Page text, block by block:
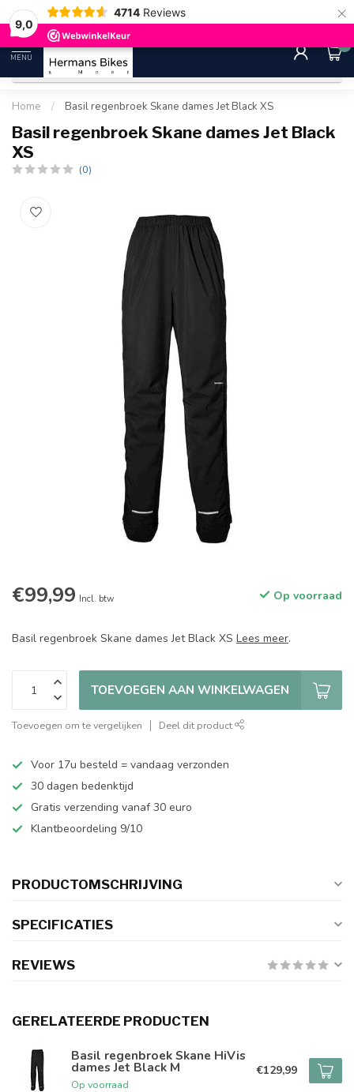
9,0
4714 Reviews ×
30 dagen bedenktijd Gratis
MENU
0
Home / Basil regenbroek Skane dames Jet Black XS
Basil regenbroek Skane dames Jet Black
XS
(0)
€99,99 Incl. btw Op voorraad
Basil regenbroek Skane dames Jet Black XS Lees meer.
TOEVOEGEN AAN WINKELWAGEN
Toevoegen om te vergelijken Deel dit product
Voor 17u besteld = vandaag verzonden
30 dagen bedenktijd
Gratis verzending vanaf 30 euro
Klantbeoordeling 9/10
PRODUCTOMSCHRIJVING
SPECIFICATIES
REVIEWS
GERELATEERDE PRODUCTEN
Basil regenbroek Skane HiVis
dames Jet Black M
Op voorraad
€129,99